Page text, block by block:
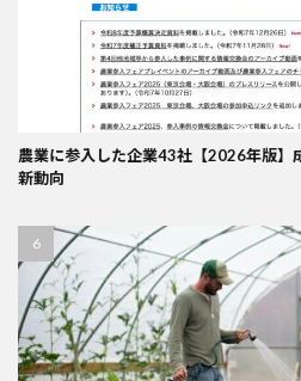
農業に参入した企業43社【2026年版】
新動向